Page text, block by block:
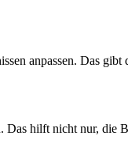
anpassen. Das gibt
hilft nicht nur, die